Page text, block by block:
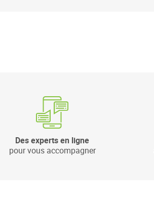
Des experts en ligne
pour vous accompagner